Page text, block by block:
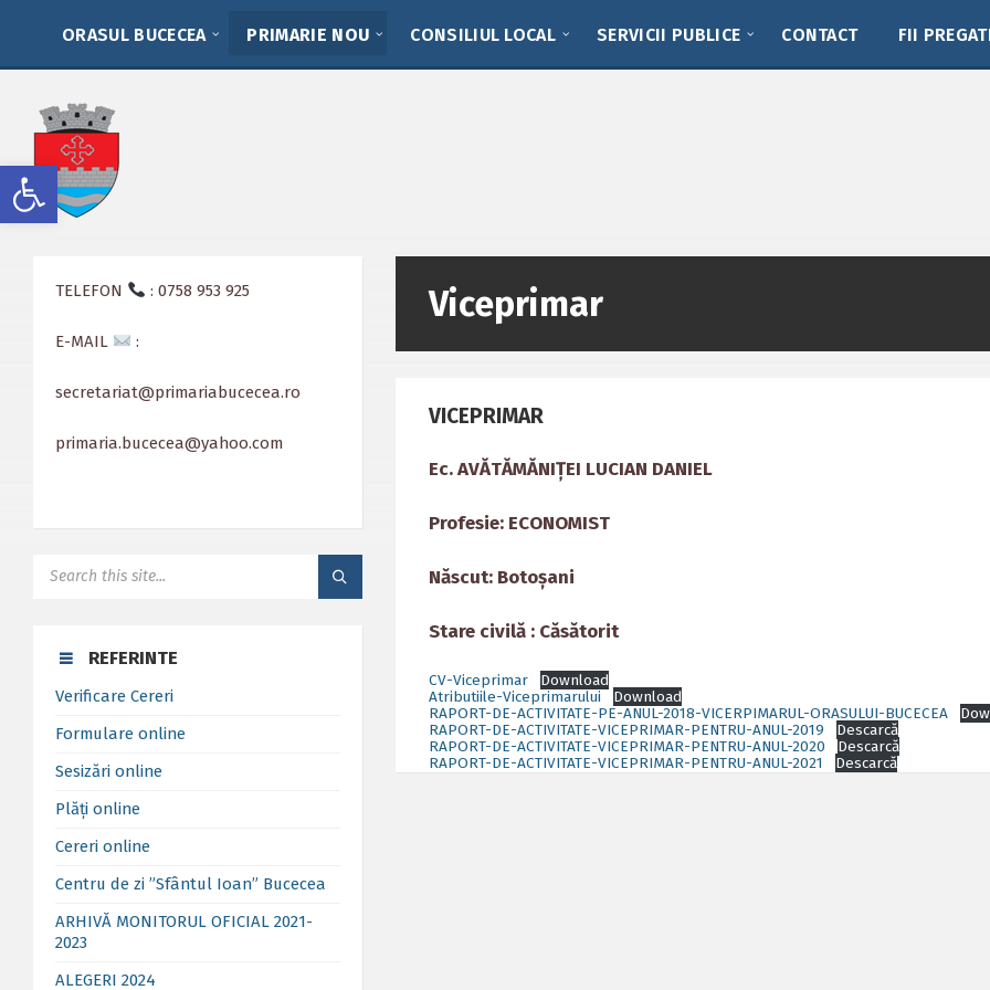
Deschide bara de unelte
sidebar
ORASUL BUCECEA PRIMARIE NOU CONSILIUL LOCAL SERVICII PUBLICE CONTACT FII
Viceprimar
VICEPRIMAR
Ec. AVĂTĂMĂNIȚEI LUCIAN DANIEL
Profesie: ECONOMIST
Născut: Botoșani
Stare civilă : Căsătorit
CV-Viceprimar
Download
Atributiile-Viceprimarului
Download
RAPORT-DE-ACTIVITATE-PE-ANUL-2018-VICERPIMARUL-ORASULUI-BUCECEA
RAPORT-DE-ACTIVITATE-VICEPRIMAR-PENTRU-ANUL-2019
Descarcă
RAPORT-DE-ACTIVITATE-VICEPRIMAR-PENTRU-ANUL-2020
Descarcă
RAPORT-DE-ACTIVITATE-VICEPRIMAR-PENTRU-ANUL-2021
Descarcă
TELEFON : 0758 953 925
E-MAIL :
secretariat@primariabucecea.ro
primaria.bucecea@yahoo.com
REFERINTE
Verificare Cereri
Formulare online
Sesizări online
Plăți online
Cereri online
Centru de zi ”Sfântul Ioan” Bucecea
ARHIVĂ MONITORUL OFICIAL 2021-
2023
ALEGERI 2024